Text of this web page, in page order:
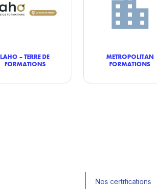
LAHO – TERRE DE
FORMATIONS
METROPOLITAN
FORMATIONS
Nos certifications